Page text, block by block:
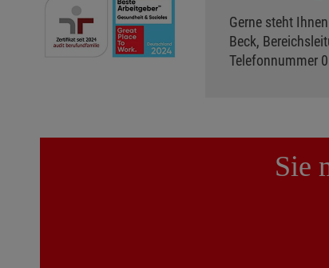
Gerne steht
Beck,
Telefonnummer
Sie